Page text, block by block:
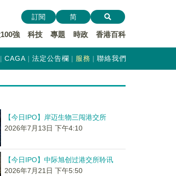
強 科技 專題 時政 香港百科
訂閱 简
CAGA 法定公告欄 服務 聯絡我們
【今日IPO】岸迈生物三闯港交所
2026年7月13日 下午4:10
【今日IPO】中际旭创过港交所聆讯
2026年7月21日 下午5:50